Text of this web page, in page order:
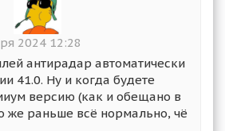
2024 12:28
антирадар автоматически
41.0. Ну и когда будете
версию (как и обещано в
же раньше всё нормально, чё